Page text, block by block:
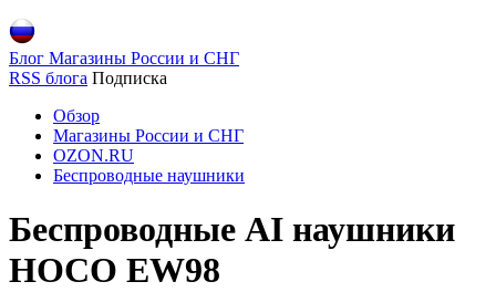
Блог Магазины России и СНГ
RSS блога Подписка
Обзор
Магазины России и СНГ
OZON.RU
Беспроводные наушники
Беспроводные AI наушники
HOCO EW98